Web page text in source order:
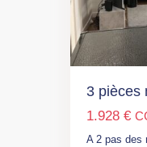
3 pièces
1.928 €
A 2 pas des
M°
Porte
de